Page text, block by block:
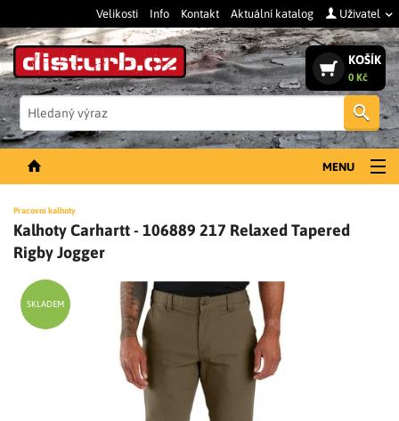
Velikosti Info Kontakt Aktuální katalog Uživatel
KOŠÍK
0 Kč
MENU
PÁNSKÉ OBLEČENÍ
DOPLŇKY
SLEVY A VÝPRODEJ
Pracovní kalhoty
Kalhoty Carhartt - 106889 217 Relaxed Tapered
Rigby Jogger
SKLADEM